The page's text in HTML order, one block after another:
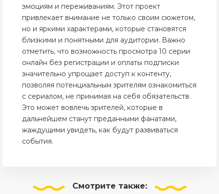
эмоциям и переживаниям. Этот проект
привлекает внимание не только своим сюжетом,
но и яркими характерами, которые становятся
близкими и понятными для аудитории. Важно
отметить, что возможность просмотра 10 серии
онлайн без регистрации и оплаты подписки
значительно упрощает доступ к контенту,
позволяя потенциальным зрителям ознакомиться
с сериалом, не принимая на себя обязательств.
Это может вовлечь зрителей, которые в
дальнейшем станут преданными фанатами,
жаждущими увидеть, как будут развиваться
события.
Смотрите также: